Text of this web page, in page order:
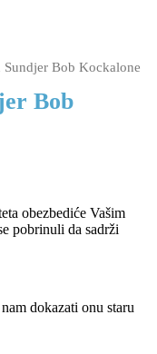
Sundjer Bob Kockalone
Bob
obezbediće Vašim
pobrinuli da sadrži
dokazati onu staru